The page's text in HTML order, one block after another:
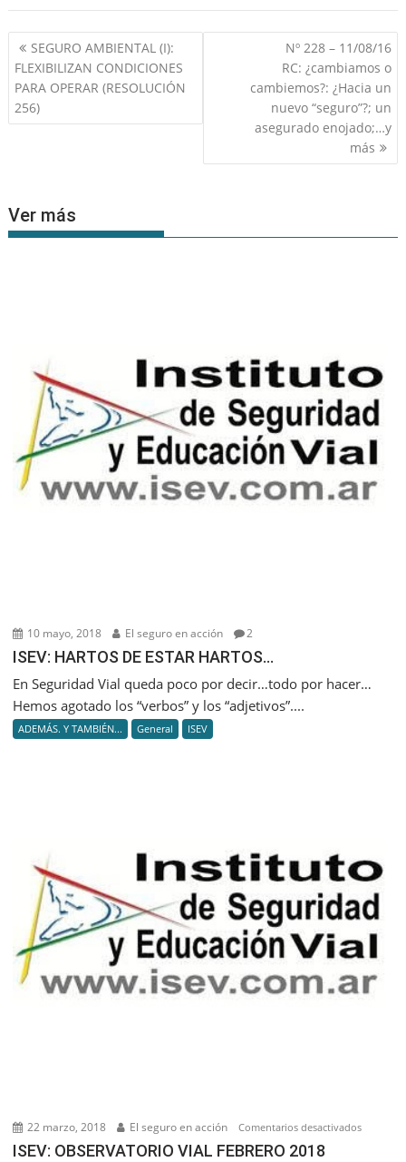
Navegación
de
entradas
SEGURO AMBIENTAL (I):
FLEXIBILIZAN CONDICIONES
PARA OPERAR (RESOLUCIÓN
256)
Nº 228 – 11/08/16
RC: ¿cambiamos o
cambiemos?: ¿Hacia un
nuevo “seguro”?; un
asegurado enojado;…y
más
Ver más
10 mayo, 2018 El seguro en acción 2
ISEV: HARTOS DE ESTAR HARTOS…
En Seguridad Vial queda poco por decir…todo por hacer…
Hemos agotado los “verbos” y los “adjetivos”....
ADEMÁS. Y TAMBIÉN... General ISEV
22 marzo, 2018 El seguro en acción Comentarios desactivadosen
ISEV: OBSERVATORIO VIAL FEBRERO 2018